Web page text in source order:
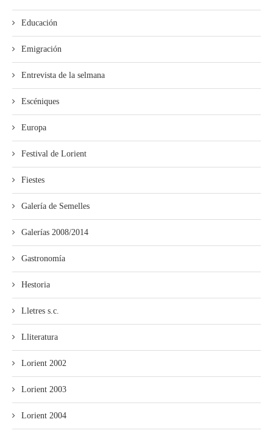
Educación
Emigración
Entrevista de la selmana
Escéniques
Europa
Festival de Lorient
Fiestes
Galería de Semelles
Galerías 2008/2014
Gastronomía
Hestoria
Lletres s.c.
Lliteratura
Lorient 2002
Lorient 2003
Lorient 2004